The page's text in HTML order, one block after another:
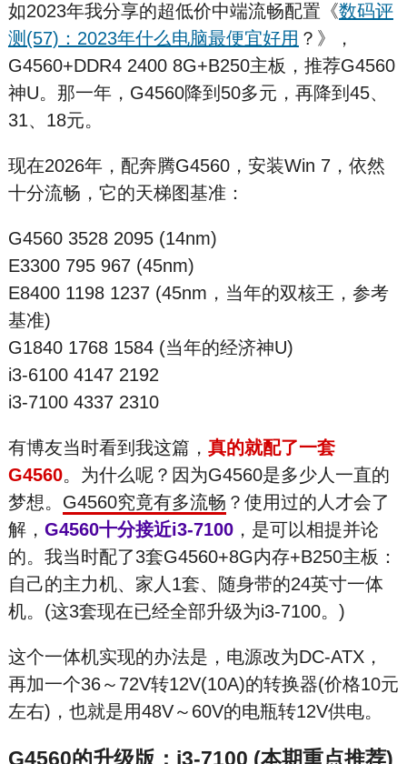
如2023年我分享的超低价中端流畅配置《数码评
测(57)：2023年什么电脑最便宜好用 ？》，
G4560+DDR4 2400 8G+B250主板，推荐G4560
神U。那一年，G4560降到50多元，再降到45、
31、18元。
现在2026年，配奔腾G4560，安装Win 7，依然
十分流畅，它的天梯图基准：
G4560 3528 2095 (14nm)
E3300 795 967 (45nm)
E8400 1198 1237 (45nm，当年的双核王，参考
基准)
G1840 1768 1584 (当年的经济神U)
i3-6100 4147 2192
i3-7100 4337 2310
有博友当时看到我这篇， 真的就配了一套
G4560。为什么呢？因为G4560是多少人一直的
梦想。 G4560究竟有多流畅 ？使用过的人才会了
解， G4560十分接近i3-7100，是可以相提并论
的。我当时配了3套G4560+8G内存+B250主板：
自己的主力机、家人1套、随身带的24英寸一体
机。(这3套现在已经全部升级为i3-7100。)
这个一体机实现的办法是，电源改为DC-ATX，
再加一个36～72V转12V(10A)的转换器(价格10元
左右)，也就是用48V～60V的电瓶转12V供电。
G4560的升级版：i3-7100 (本期重点推荐)